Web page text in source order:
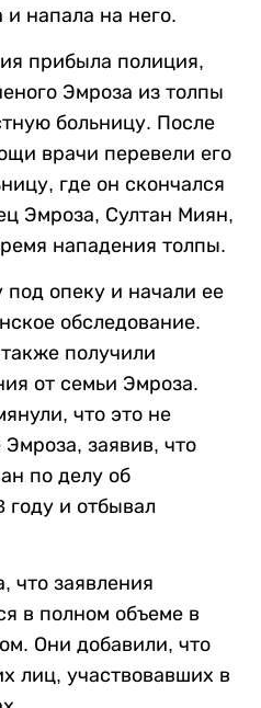
напала на него.
прибыла полиция,
Эмроза из толпы
больницу. После
врачи перевели его
где он скончался
Эмроза, Султан Миян,
нападения толпы.
под опеку и начали ее
обследование.
получили
от семьи Эмроза.
что это не
заявив, что
по делу об
году и отбывал
что заявления
в полном объеме в
Они добавили, что
лиц, участвовавших в